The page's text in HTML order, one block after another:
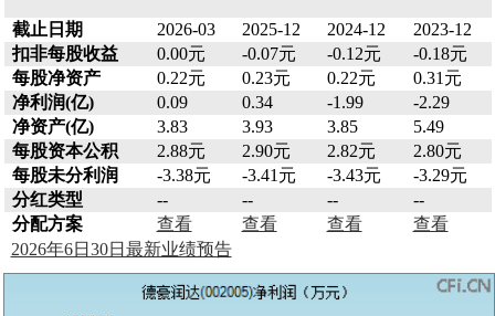
截止日期 2026-03 2025-12 2024-12
2023-12
扣非每股收益
0.00元 -0.07元 -0.12元
-0.18元
每股净资产
0.22元 0.23元 0.22元
0.31元
净利润(亿)
0.09 0.34 -1.99
-2.29
净资产(亿)
3.83 3.93 3.85
5.49
每股资本公积
2.88元 2.90元 2.82元
2.80元
每股未分利润
-3.38元 -3.41元 -3.43元
-3.29元
分红类型
-- -- --
--
分配方案
查看 查看 查看
查看
2026年6日30日最新业绩预告